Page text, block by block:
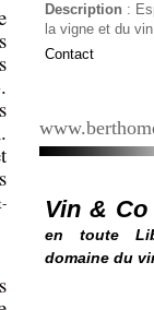
Description :
la vigne et du vin
Contact
Vin & Co
en toute
domaine du